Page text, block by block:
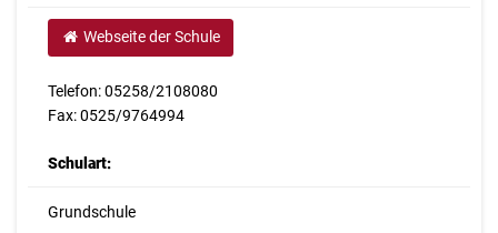
Webseite der Schule
Telefon: 05258/2108080
Fax: 0525/9764994
Schulart:
Grundschule